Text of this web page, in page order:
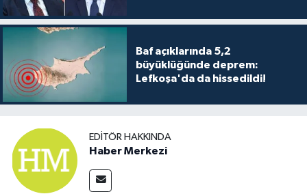
Baf açıklarında 5,2
büyüklüğünde deprem:
Lefkoşa'da da hissedildi!
EDITÖR HAKKINDA
Haber Merkezi